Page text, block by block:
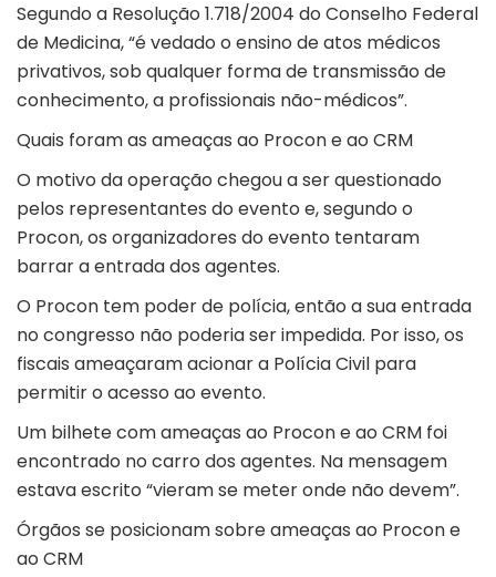
Segundo a Resolução 1.718/2004 do Conselho Federal
de Medicina, “é vedado o ensino de atos médicos
privativos, sob qualquer forma de transmissão de
conhecimento, a profissionais não-médicos”.
Quais foram as ameaças ao Procon e ao CRM
O motivo da operação chegou a ser questionado
pelos representantes do evento e, segundo o
Procon, os organizadores do evento tentaram
barrar a entrada dos agentes.
O Procon tem poder de polícia, então a sua entrada
no congresso não poderia ser impedida. Por isso, os
fiscais ameaçaram acionar a Polícia Civil para
permitir o acesso ao evento.
Um bilhete com ameaças ao Procon e ao CRM foi
encontrado no carro dos agentes. Na mensagem
estava escrito “vieram se meter onde não devem”.
Órgãos se posicionam sobre ameaças ao Procon e
ao CRM